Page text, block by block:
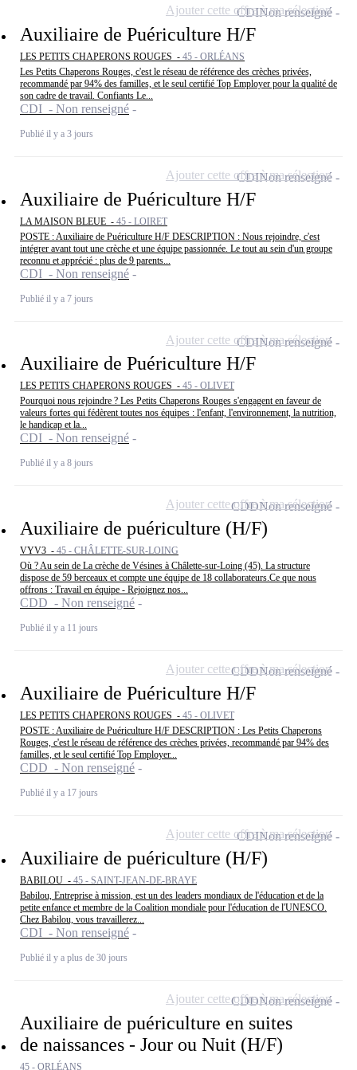
Auxiliaire de Puériculture H/F
LES PETITS CHAPERONS ROUGES - 45 - ORLÉANS
Les Petits Chaperons Rouges, c'est le réseau de référence des crèches privées,
recommandé par 94% des familles, et le seul certifié Top Employer pour la qualité de
son cadre de travail. Confiants Le...
CDI - Non renseigné
Publié il y a 3 jours
CDINon renseigné
Ajouter cette offre à ma sélection
Auxiliaire de Puériculture H/F
LA MAISON BLEUE - 45 - LOIRET
POSTE : Auxiliaire de Puériculture H/F DESCRIPTION : Nous rejoindre, c'est
intégrer avant tout une crèche et une équipe passionnée. Le tout au sein d'un groupe
reconnu et apprécié : plus de 9 parents...
CDI - Non renseigné
Publié il y a 7 jours
CDINon renseigné
Ajouter cette offre à ma sélection
Auxiliaire de Puériculture H/F
LES PETITS CHAPERONS ROUGES - 45 - OLIVET
Pourquoi nous rejoindre ? Les Petits Chaperons Rouges s'engagent en faveur de
valeurs fortes qui fédèrent toutes nos équipes : l'enfant, l'environnement, la nutrition,
le handicap et la...
CDI - Non renseigné
Publié il y a 8 jours
CDINon renseigné
Ajouter cette offre à ma sélection
Auxiliaire de puériculture (H/F)
VYV3 - 45 - CHÂLETTE-SUR-LOING
Où ? Au sein de La crèche de Vésines à Châlette-sur-Loing (45). La structure
dispose de 59 berceaux et compte une équipe de 18 collaborateurs.Ce que nous
offrons : Travail en équipe - Rejoignez nos...
CDD - Non renseigné
Publié il y a 11 jours
CDDNon renseigné
Ajouter cette offre à ma sélection
Auxiliaire de Puériculture H/F
LES PETITS CHAPERONS ROUGES - 45 - OLIVET
POSTE : Auxiliaire de Puériculture H/F DESCRIPTION : Les Petits Chaperons
Rouges, c'est le réseau de référence des crèches privées, recommandé par 94% des
familles, et le seul certifié Top Employer...
CDD - Non renseigné
Publié il y a 17 jours
CDDNon renseigné
Ajouter cette offre à ma sélection
Auxiliaire de puériculture (H/F)
BABILOU - 45 - SAINT-JEAN-DE-BRAYE
Babilou, Entreprise à mission, est un des leaders mondiaux de l'éducation et de la
petite enfance et membre de la Coalition mondiale pour l'éducation de l'UNESCO.
Chez Babilou, vous travaillerez...
CDI - Non renseigné
Publié il y a plus de 30 jours
CDINon renseigné
Ajouter cette offre à ma sélection
Auxiliaire de puériculture en suites
de naissances - Jour ou Nuit (H/F)
45 - ORLÉANS
CDDNon renseigné
Ajouter cette offre à ma sélection